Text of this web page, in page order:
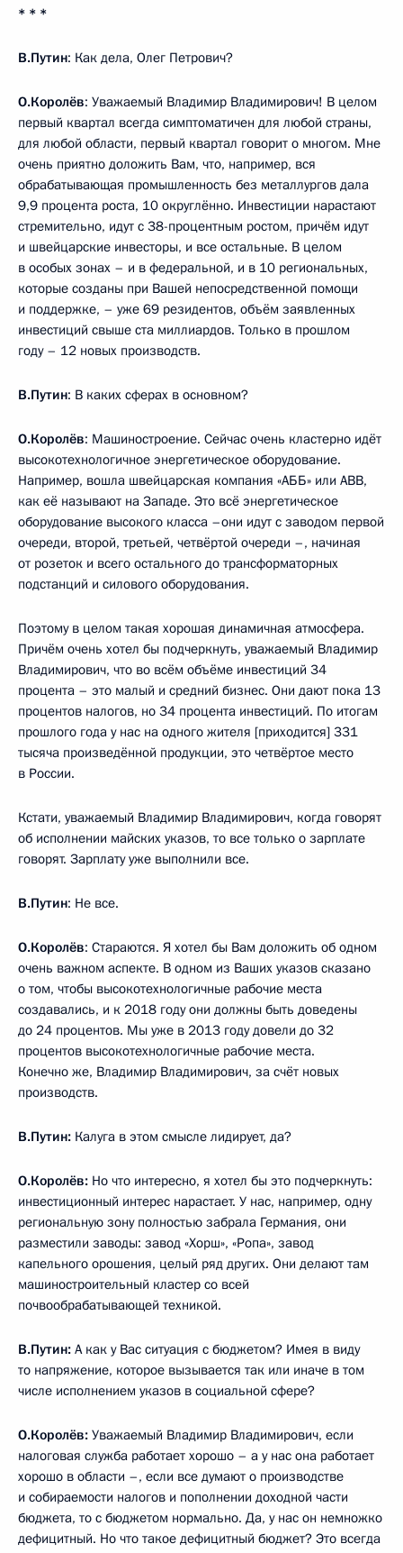
* * *
В.Путин: Как дела, Олег Петрович?
О.Королёв: Уважаемый Владимир Владимирович! В целом
первый квартал всегда симптоматичен для любой страны,
для любой области, первый квартал говорит о многом. Мне
очень приятно доложить Вам, что, например, вся
обрабатывающая промышленность без металлургов дала
9,9 процента роста, 10 округлённо. Инвестиции нарастают
стремительно, идут с 38-процентным ростом, причём идут
и швейцарские инвесторы, и все остальные. В целом
в особых зонах – и в федеральной, и в 10 региональных,
которые созданы при Вашей непосредственной помощи
и поддержке, – уже 69 резидентов, объём заявленных
инвестиций свыше ста миллиардов. Только в прошлом
году – 12 новых производств.
В.Путин: В каких сферах в основном?
О.Королёв: Машиностроение. Сейчас очень кластерно идёт
высокотехнологичное энергетическое оборудование.
Например, вошла швейцарская компания «АББ» или ABB,
как её называют на Западе. Это всё энергетическое
оборудование высокого класса –они идут с заводом первой
очереди, второй, третьей, четвёртой очереди –, начиная
от розеток и всего остального до трансформаторных
подстанций и силового оборудования.
Поэтому в целом такая хорошая динамичная атмосфера.
Причём очень хотел бы подчеркнуть, уважаемый Владимир
Владимирович, что во всём объёме инвестиций 34
процента – это малый и средний бизнес. Они дают пока 13
процентов налогов, но 34 процента инвестиций. По итогам
прошлого года у нас на одного жителя [приходится] 331
тысяча произведённой продукции, это четвёртое место
в России.
Кстати, уважаемый Владимир Владимирович, когда говорят
об исполнении майских указов, то все только о зарплате
говорят. Зарплату уже выполнили все.
В.Путин: Не все.
О.Королёв: Стараются. Я хотел бы Вам доложить об одном
очень важном аспекте. В одном из Ваших указов сказано
о том, чтобы высокотехнологичные рабочие места
создавались, и к 2018 году они должны быть доведены
до 24 процентов. Мы уже в 2013 году довели до 32
процентов высокотехнологичные рабочие места.
Конечно же, Владимир Владимирович, за счёт новых
производств.
В.Путин: Калуга в этом смысле лидирует, да?
О.Королёв: Но что интересно, я хотел бы это подчеркнуть:
инвестиционный интерес нарастает. У нас, например, одну
региональную зону полностью забрала Германия, они
разместили заводы: завод «Хорш», «Ропа», завод
капельного орошения, целый ряд других. Они делают там
машиностроительный кластер со всей
почвообрабатывающей техникой.
В.Путин: А как у Вас ситуация с бюджетом? Имея в виду
то напряжение, которое вызывается так или иначе в том
числе исполнением указов в социальной сфере?
О.Королёв: Уважаемый Владимир Владимирович, если
налоговая служба работает хорошо – а у нас она работает
хорошо в области –, если все думают о производстве
и собираемости налогов и пополнении доходной части
бюджета, то с бюджетом нормально. Да, у нас он немножко
дефицитный. Но что такое дефицитный бюджет? Это всегда